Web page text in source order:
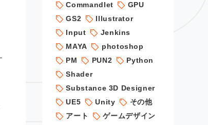
Commandlet
GPU
GS2
Illustrator
Input
Jenkins
MAYA
photoshop
PM
PUN2
Python
Shader
Substance 3D Designer
UE5
Unity
その他
アート
ゲームデザイン